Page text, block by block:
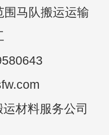
围马队搬运运输
材料服务公司